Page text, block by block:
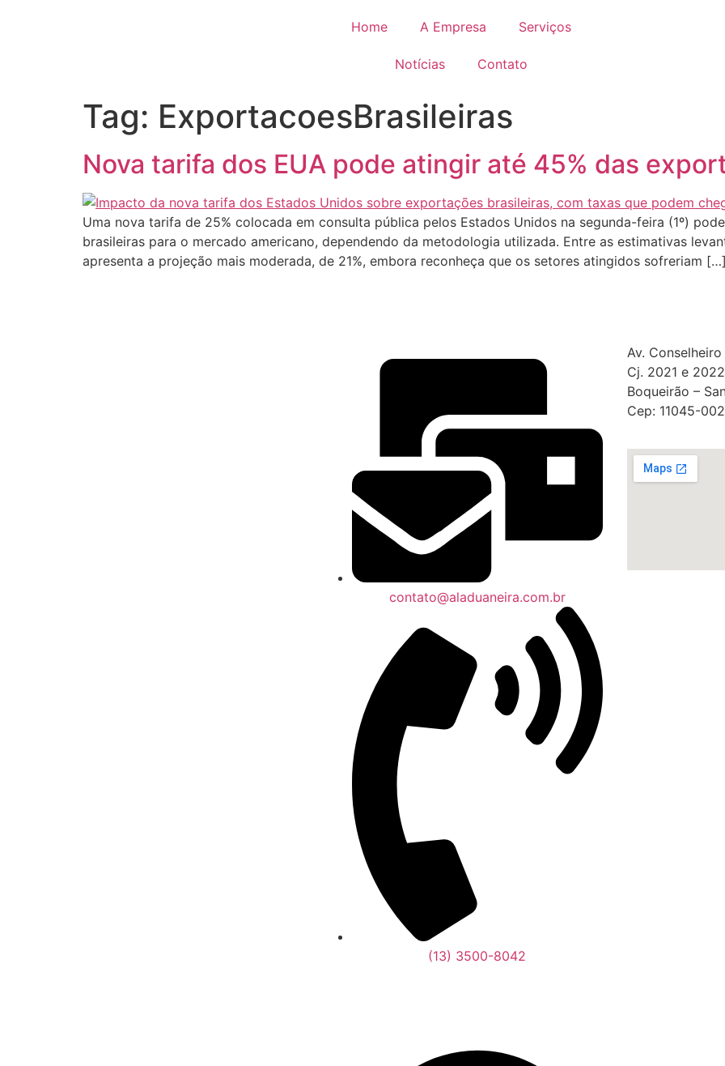
Home A Empresa Serviços
Notícias Contato
Tag: ExportacoesBrasileiras
Nova tarifa dos EUA pode atingir até 45% das
Uma nova tarifa de 25% colocada em consulta pública pelos Estados Unidos na segunda-feira (1º)
brasileiras para o mercado americano, dependendo da metodologia utilizada. Entre as estimativas
apresenta a projeção mais moderada, de 21%, embora reconheça que os setores atingidos sofreriam […]
contato@aladuaneira.com.br
(13) 3500-8042
Av.
Cj. 2021 e
Boqueirão –
Cep: 11045-002